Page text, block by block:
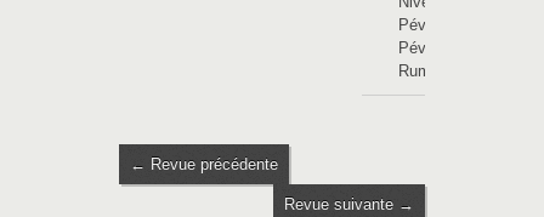
Pévèle
Pévèle
Rumes
← Revue précédente
Revue suivante →